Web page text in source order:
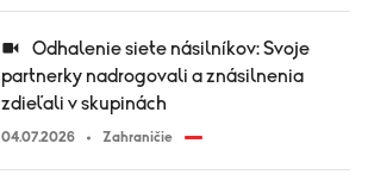
partnerky nadrogovali a znásilnenia
zdieľali v skupinách
04.07.2026 Zahraničie